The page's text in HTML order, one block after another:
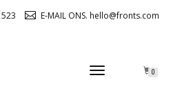
E-MAIL ONS. hello@fronts.com
TOGGLE
0